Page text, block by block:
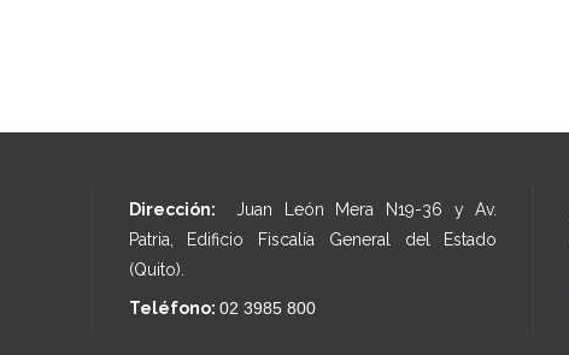
Dirección: Juan León Mera N19-36 y Av.
Patria, Edificio Fiscalía General del Estado
(Quito).
Teléfono: 02 3985 800